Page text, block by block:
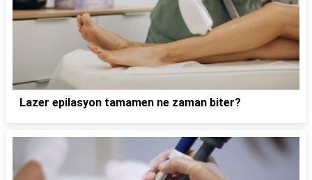
Lazer epilasyon tamamen ne zaman biter?